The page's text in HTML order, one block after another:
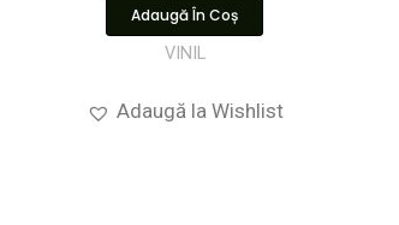
Adaugă În Coș
VINIL
Adaugă la Wishlist